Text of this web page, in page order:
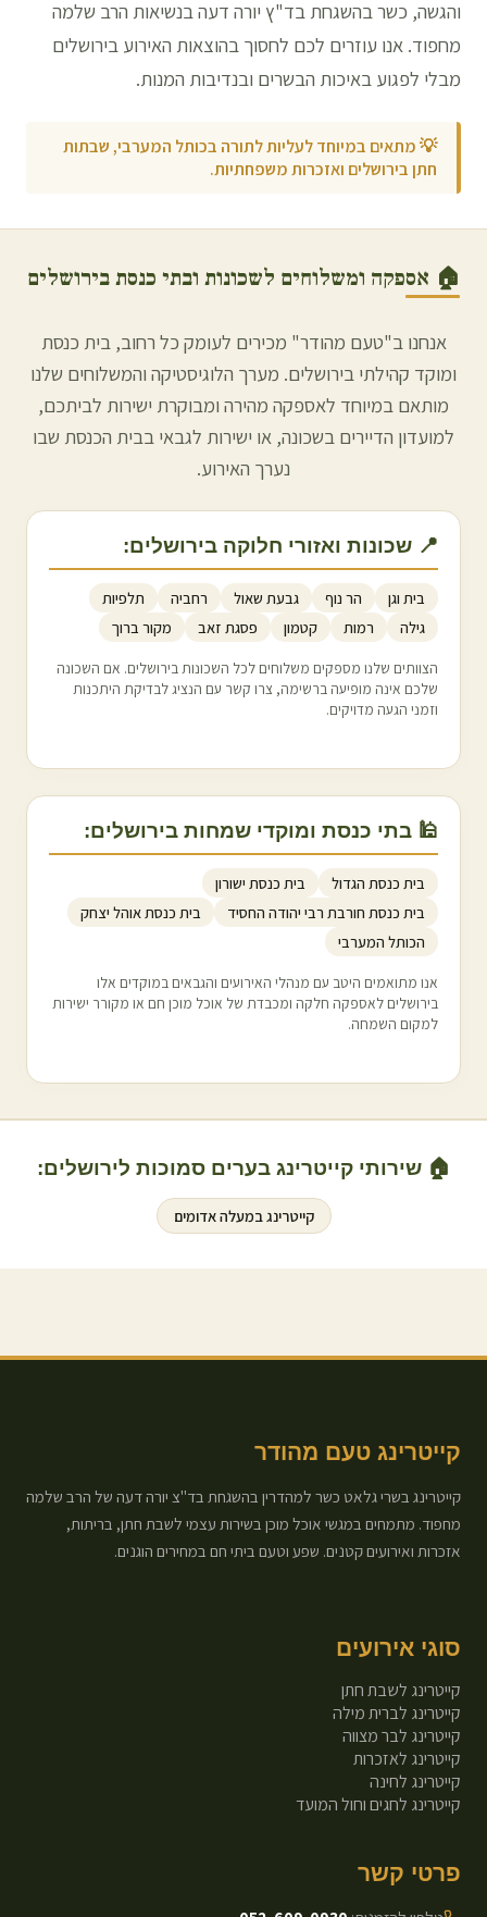
והגשה, כשר בהשגחת בד"ץ יורה דעה בנשיאות הרב שלמה
מחפוד. אנו עוזרים לכם לחסוך בהוצאות האירוע בירושלים
מבלי לפגוע באיכות הבשרים ובנדיבות המנות.
💡מתאים במיוחד לעליות לתורה בכותל המערבי, שבתות
חתן בירושלים ואזכרות משפחתיות.
🏠 אספקה ומשלוחים לשכונות ובתי כנסת בירושלים
אנחנו ב"טעם מהודר" מכירים לעומק כל רחוב, בית כנסת
ומוקד קהילתי בירושלים. מערך הלוגיסטיקה והמשלוחים שלנו
מותאם במיוחד לאספקה מהירה ומבוקרת ישירות לביתכם,
למועדון הדיירים בשכונה, או ישירות לגבאי בבית הכנסת שבו
נערך האירוע.
📍 שכונות ואזורי חלוקה בירושלים:
בית וגן הר נוף גבעת שאול רחביה
תלפיות
גילה
רמות קטמון פסגת זאב מקור ברוך
הצוותים שלנו מספקים משלוחים לכל השכונות בירושלים. אם השכונה
שלכם אינה מופיעה ברשימה, צרו קשר עם הנציג לבדיקת היתכנות
וזמני הגעה מדויקים.
🕌 בתי כנסת ומוקדי שמחות בירושלים:
בית כנסת הגדול
בית כנסת ישורון
בית כנסת חורבת רבי יהודה החסיד
בית כנסת אוהל יצחק
הכותל המערבי
אנו מתואמים היטב עם מנהלי האירועים והגבאים במוקדים אלו
בירושלים לאספקה חלקה ומכבדת של אוכל מוכן חם או מקורר ישירות
למקום השמחה.
🏠 שירותי קייטרינג בערים סמוכות לירושלים:
קייטרינג במעלה אדומים
קייטרינג טעם מהודר
קייטרינג בשרי גלאט כשר למהדרין בהשגחת בד"צ יורה דעה של הרב שלמה
מחפוד. מתמחים במגשי אוכל מוכן בשירות עצמי לשבת חתן, בריתות,
אזכרות ואירועים קטנים. שפע וטעם ביתי חם במחירים הוגנים.
סוגי אירועים
קייטרינג לשבת חתן
קייטרינג לברית מילה
קייטרינג לבר מצווה
קייטרינג לאזכרות
קייטרינג לחינה
קייטרינג לחגים וחול המועד
פרטי קשר